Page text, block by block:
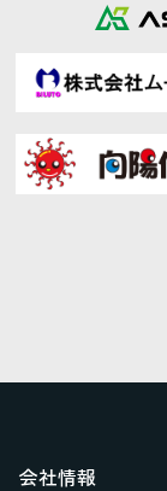
会社情報